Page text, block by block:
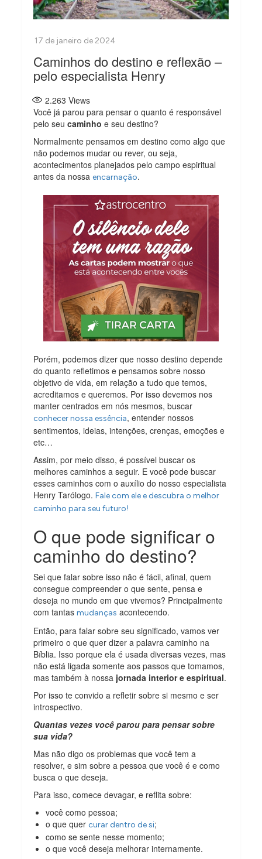
Caminhos do destino e reflexão –
pelo especialista Henry
2.263 Views
Você já parou para pensar o quanto é responsável
pelo seucaminhoe seu destino?
Normalmente pensamos em destino como algo que
não podemos mudar ou rever, ou seja,
acontecimentos planejados pelo campo espiritual
antes da nossaencarnação.
Porém, podemos dizer que nosso destino depende
do quanto refletimos e pensamos sobre nosso
objetivo de vida, em relação a tudo que temos,
acreditamos e queremos. Por isso devemos nos
manter centrados em nós mesmos, buscar
conhecer nossa essência, entender nossos
sentimentos, ideias, intenções, crenças, emoções e
etc…
Assim, por meio disso, é possível buscar os
melhores caminhos a seguir. E você pode buscar
esses caminhos com o auxílio do nosso especialista
Henry Tarólogo.Fale com ele e descubra o melhor
caminho para seu futuro!
O que pode significar o
caminho do destino?
Sei que falar sobre isso não é fácil, afinal, quem
consegue compreender o que sente, pensa e
deseja no mundo em que vivemos? Principalmente
com tantasmudanças acontecendo.
Então, para falar sobre seu significado, vamos ver
primeiro o que quer dizer a palavra caminho na
Bíblia. Isso porque ela é usada diversas vezes, mas
não está ligada somente aos passos que tomamos,
mas também à nossa jornada interior e espiritual.
Por isso te convido a refletir sobre si mesmo e ser
introspectivo.
Quantas vezes você parou para pensar sobre
sua vida?
Mas não digo os problemas que você tem a
resolver, e sim sobre a pessoa que você é e como
busca o que deseja.
Para isso, comece devagar, e reflita sobre:
você como pessoa;
o que quercurar dentro de si;
como se sente nesse momento;
o que você deseja melhorar internamente.